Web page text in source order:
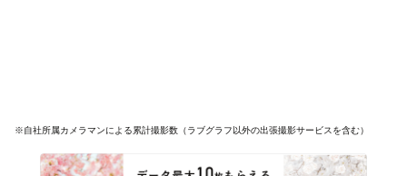
※自社所属カメラマンによる累計撮影数（ラブグラフ以外の出張撮影サービスを含む）